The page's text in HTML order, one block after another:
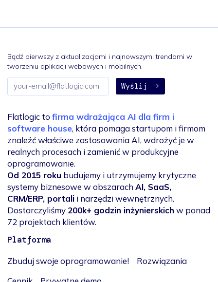
Bądź pierwszy z aktualizacjami i najnowszymi trendami w
tworzeniu aplikacji webowych i mobilnych.
Adres
Wyślij
Flatlogic to firma wdrażająca AI dla firm i
software house, która pomaga startupom i firmom
znaleźć właściwe zastosowania AI, wdrożyć je w
realnych procesach i zamienić w produkcyjne
oprogramowanie.
Od 2015 roku budujemy i utrzymujemy krytyczne
systemy biznesowe w obszarachAI, SaaS,
CRM/ERP, portali i narzędzi wewnętrznych.
Dostarczyliśmy 200k+ godzin inżynierskich w ponad
72 projektach klientów.
Platforma
Zbuduj swoje oprogramowanie!
Rozwiązania